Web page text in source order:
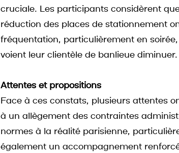
cruciale. Les participants considèrent
réduction des places de stationnement
fréquentation, particulièrement en
voient leur clientèle de banlieue diminuer.
Attentes et propositions
Face à ces constats, plusieurs attentes
à un allègement des contraintes
normes à la réalité parisienne,
également un accompagnement